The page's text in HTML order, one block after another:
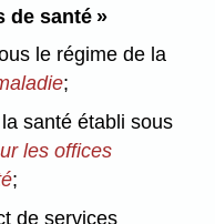
de santé »
le régime de la
;
santé établi sous
les offices
;
de services